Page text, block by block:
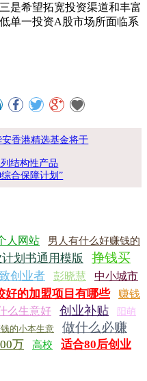
是希望拓宽投资渠道和丰富
单一投资A股市场所面临系
安香港精选基金将于
结构性产品
合保障计划”
人网站
男人有什么好赚钱的
划书通用模版
挣钱买
创业者 彭晓慧
中小城市
好的加盟项目有哪些
赚钱
么生意好 创业补贴
阳萌
的小本生意 做什么必赚
万 高校
适合80后创业